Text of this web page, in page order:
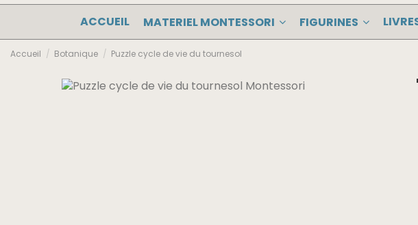
ACCUEIL MATERIEL MONTESSORI FIGURINES
Accueil Botanique Puzzle cycle de vie du tournesol